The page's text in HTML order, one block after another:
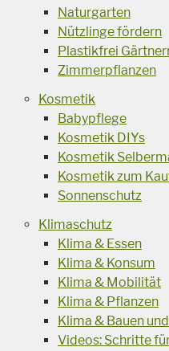
Naturgarten
Nützlinge fördern
Plastikfrei
Zimmerpflanzen
Kosmetik
Babypflege
Kosmetik DIYs
Kosmetik
Kosmetik zum
Sonnenschutz
Klimaschutz
Klima & Essen
Klima & Konsum
Klima & Mobilität
Klima & Pflanzen
Klima & Bauen
Videos: Schritte